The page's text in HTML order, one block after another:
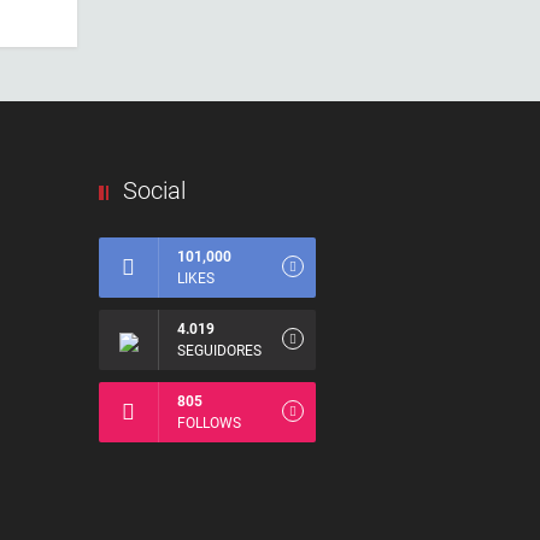
Social
101,000
LIKES
4.019
SEGUIDORES
805
FOLLOWS